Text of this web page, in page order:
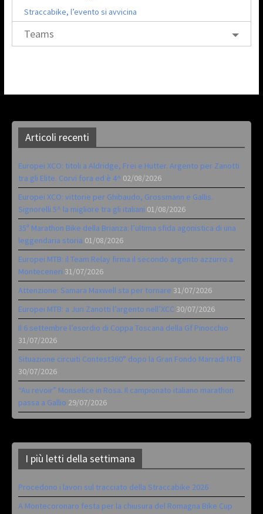
Straccabike, l’evento si avvicina
Teams
Articoli recenti
Europei XCO: titoli a Aldridge, Frei e Hutter. Argento per Zanotti
tra gli Elite. Corvi fora ed è 4^ 02/08/2026
Europei XCO: vittorie per Ghibaudo, Grossmann e Gallis.
Signorelli 5^ la migliore tra gli italiani 01/08/2026
35ª Marathon Bike della Brianza: l’ultima sfida agonistica di una
leggendaria storia 01/08/2026
Europei MTB: il Team Relay firma il secondo argento azzurro a
Monteceneri 31/07/2026
Attenzione: Samara Maxwell sta per tornare 31/07/2026
Europei MTB: a Juri Zanotti l’argento nell’XCC 30/07/2026
Il 6 settembre l’esordio di Coppa Toscana della Gf Pinocchio
31/07/2026
Situazione circuiti Contest360° dopo la Gran Fondo Marradi MTB
30/07/2026
“Au revoir” Monselice in Rosa. Il campionato italiano marathon
passa a Gallio 29/07/2026
I più letti della settimana
Procedono i lavori sul tracciato della Straccabike 2026
A Montecoronaro festa per la chiusura del Romagna Bike Cup